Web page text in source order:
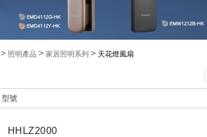
> 照明產品 > 家居照明系列 > 天花燈風扇
型號
HHLZ2000